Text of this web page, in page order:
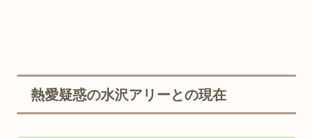
熱愛疑惑の水沢アリーとの現在